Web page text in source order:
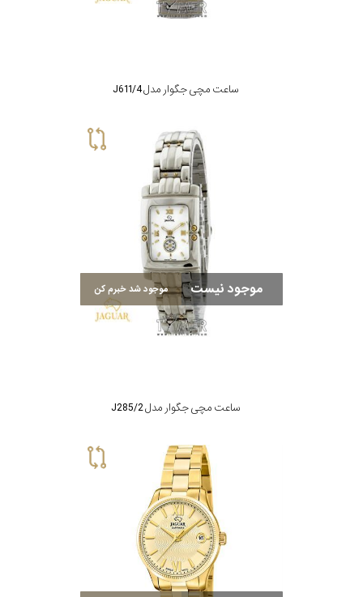
ساعت مچی جگوار مدل J611/4
موجود نیست موجود شد خبرم کن
ساعت مچی جگوار مدل J285/2